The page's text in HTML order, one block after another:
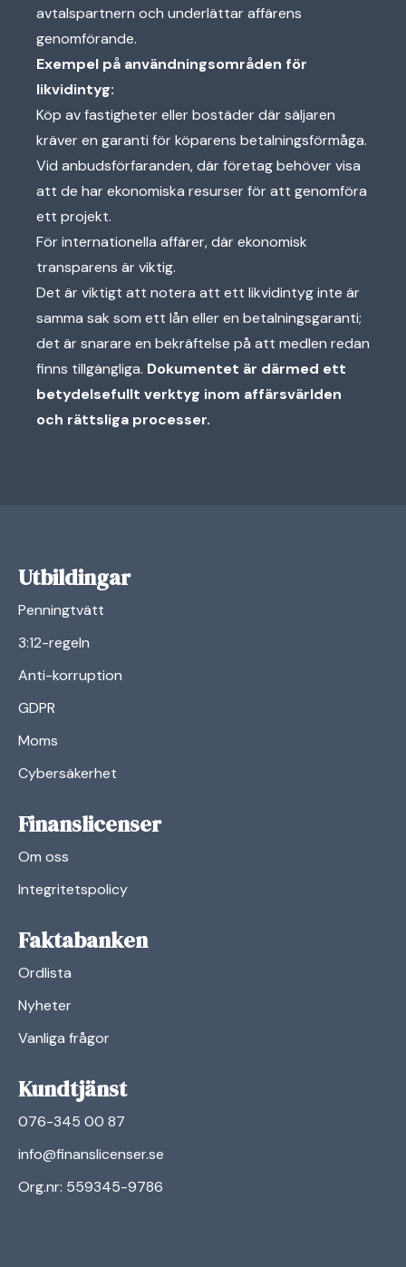
avtalspartnern och underlättar affärens
genomförande.
Exempel på användningsområden för
likvidintyg:
Köp av fastigheter eller bostäder där säljaren
kräver en garanti för köparens betalningsförmåga.
Vid anbudsförfaranden, där företag behöver visa
att de har ekonomiska resurser för att genomföra
ett projekt.
För internationella affärer, där ekonomisk
transparens är viktig.
Det är viktigt att notera att ett likvidintyg inte är
samma sak som ett lån eller en betalningsgaranti;
det är snarare en bekräftelse på att medlen redan
finns tillgängliga. Dokumentet är därmed ett
betydelsefullt verktyg inom affärsvärlden
och rättsliga processer.
Utbildingar
Penningtvätt
3:12-regeln
Anti-korruption
GDPR
Moms
Cybersäkerhet
Finanslicenser
Om oss
Integritetspolicy
Faktabanken
Ordlista
Nyheter
Vanliga frågor
Kundtjänst
076-345 00 87
info@finanslicenser.se
Org.nr: 559345-9786